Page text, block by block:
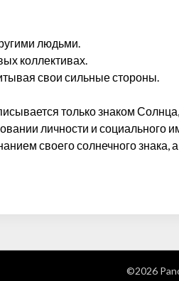
людьми.
коллективах.
свои сильные стороны.
только знаком
личности и социального
своего солнечного знака,
©2026